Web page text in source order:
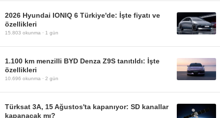
2026 Hyundai IONIQ 6 Türkiye'de: İşte fiyatı ve
özellikleri
15.803 okunma · 1 gün
1.100 km menzilli BYD Denza Z9S tanıtıldı: İşte
özellikleri
10.696 okunma · 2 gün
Türksat 3A, 15 Ağustos'ta kapanıyor: SD kanallar
kapanacak mı?